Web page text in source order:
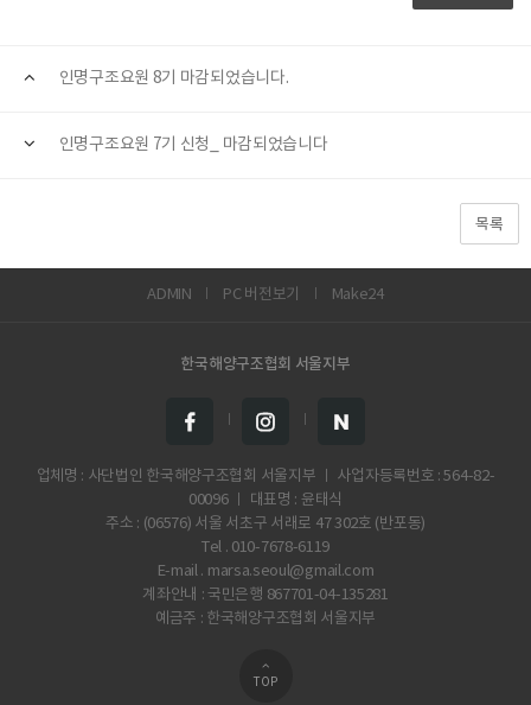
인명구조요원 8기 마감되었습니다.
인명구조요원 7기 신청_ 마감되었습니다
목록
ADMIN PC 버전보기 Make24
한국해양구조협회 서울지부
업체명 : 사단법인 한국해양구조협회 서울지부 ㅣ 사업자등록번호 : 564-82-
00096 ㅣ 대표명 : 윤태식
주소 : (06576) 서울 서초구 서래로 47 302호 (반포동)
Tel . 010-7678-6119
E-mail . marsa.seoul@gmail.com
계좌안내 : 국민은행 867701-04-135281
예금주 : 한국해양구조협회 서울지부
TOP